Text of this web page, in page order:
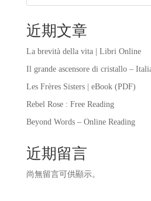
近期文章
La brevità della vita | Libri Online
Il grande ascensore di cristallo –
Les Frères Sisters | eBook (PDF)
Rebel Rose : Free Reading
Beyond Words – Online Reading
近期留言
尚無留言可供顯示。